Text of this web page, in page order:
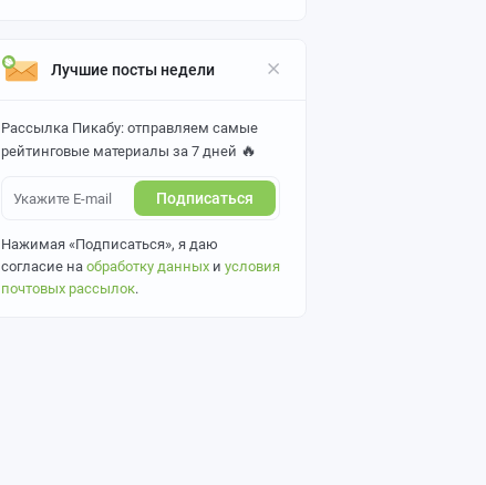
Лучшие посты недели
Рассылка Пикабу: отправляем самые
рейтинговые материалы за 7 дней 🔥
Подписаться
Нажимая «Подписаться», я даю
согласие на обработку данных и условия
почтовых рассылок.